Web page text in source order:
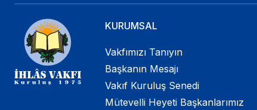
KURUMSAL
Vakfımızı Tanıyın
Başkanın Mesajı
Vakıf Kuruluş Senedi
Mütevelli Heyeti Başkanlarımız